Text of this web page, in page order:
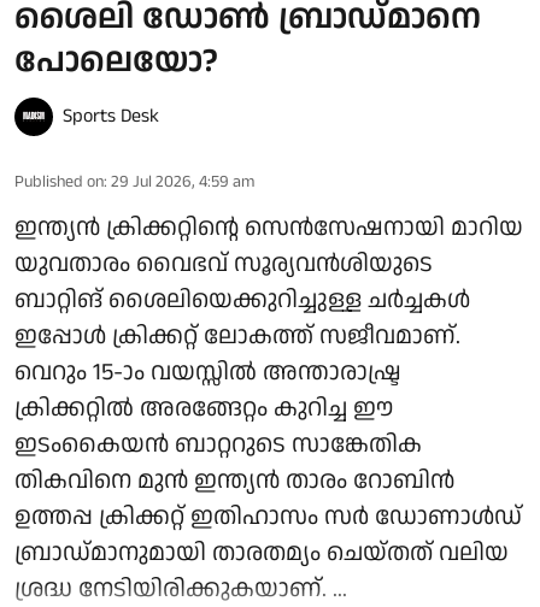
ശൈലി ഡോണ്‍ ബ്രാഡ്മാനെ
പോലെയോ?
Sports Desk
Published on: 29 Jul 2026, 4:59 am
ഇന്ത്യന്‍ ക്രിക്കറ്റിന്റെ സെന്‍സേഷനായി മാറിയ
യുവതാരം വൈഭവ് സൂര്യവൻശിയുടെ
ബാറ്റിങ് ശൈലിയെക്കുറിച്ചുള്ള ചര്‍ച്ചകള്‍
ഇപ്പോള്‍ ക്രിക്കറ്റ് ലോകത്ത് സജീവമാണ്.
വെറും 15-ാം വയസ്സില്‍ അന്താരാഷ്ട്ര
ക്രിക്കറ്റില്‍ അരങ്ങേറ്റം കുറിച്ച ഈ
ഇടംകൈയന്‍ ബാറ്ററുടെ സാങ്കേതിക
തികവിനെ മുന്‍ ഇന്ത്യന്‍ താരം റോബിന്‍
ഉത്തപ്പ ക്രിക്കറ്റ് ഇതിഹാസം സര്‍ ഡോണാള്‍ഡ്
ബ്രാഡ്മാനുമായി താരതമ്യം ചെയ്തത് വലിയ
ശ്രദ്ധ നേടിയിരിക്കുകയാണ്. ...